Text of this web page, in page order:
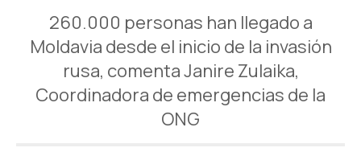
260.000 personas han llegado a
Moldavia desde el inicio de la invasión
rusa, comenta Janire Zulaika,
Coordinadora de emergencias de la
ONG